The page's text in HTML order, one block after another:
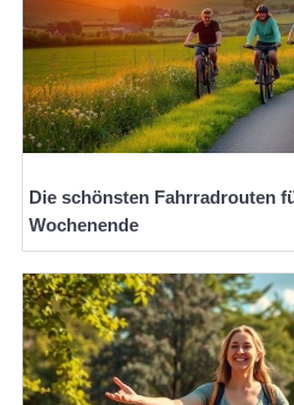
Die schönsten Fahrradrouten
Wochenende